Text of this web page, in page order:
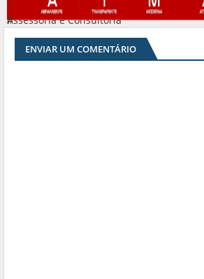
Assessoria e Consultoria
#
ENVIAR UM COMENTÁRIO